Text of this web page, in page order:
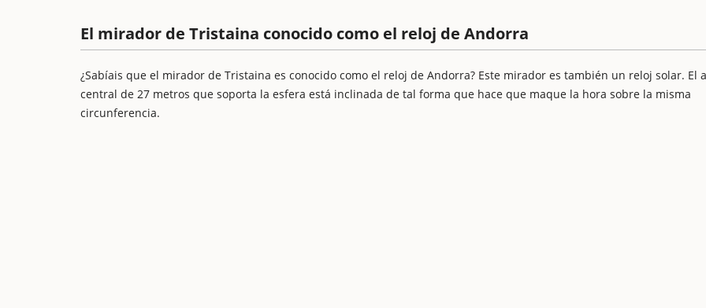
El mirador de Tristaina conocido como el reloj de Andorra
¿Sabíais que el mirador de Tristaina es conocido como el reloj de Andorra? Este mirador es también un reloj solar. El
central de 27 metros que soporta la esfera está inclinada de tal forma que hace que maque la hora sobre la misma
circunferencia.